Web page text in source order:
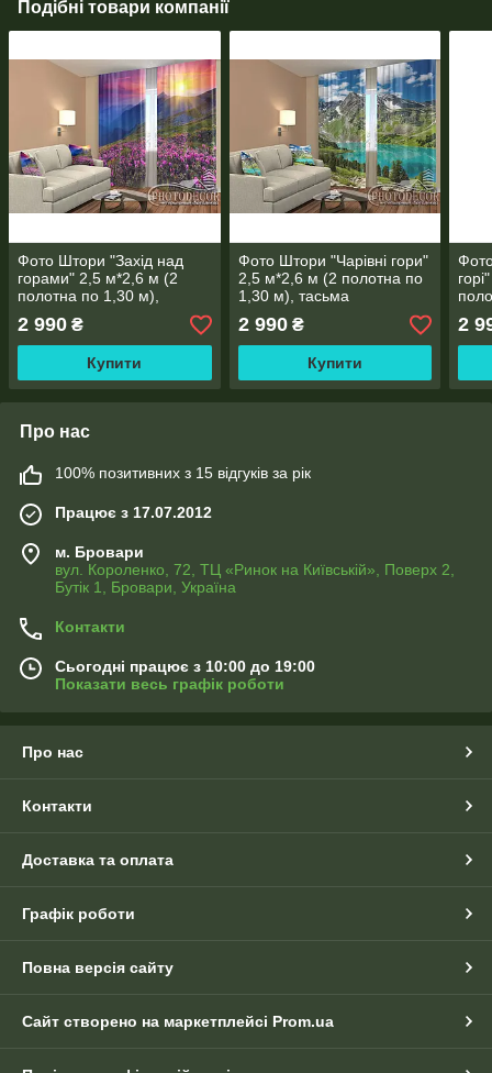
Подібні товари компанії
Фото Штори "Захід над
горами" 2,5 м*2,6 м (2
полотна по 1,30 м),
тасьма
2 990 ₴
Купити
Фото Штори "Чарівні гори"
2,5 м*2,6 м (2 полотна по
1,30 м), тасьма
2 990₴
Купити
2
Про нас
100% позитивних з 15 відгуків за рік
Працює з 17.07.2012
м. Бровари
вул. Короленко, 72, ТЦ «Ринок на Київській», Поверх 2,
Бутік 1, Бровари, Україна
Контакти
Сьогодні працює з 10:00 до 19:00
Показати весь графік роботи
Про нас
Контакти
Доставка та оплата
Графік роботи
Повна версія сайту
Сайт створено на маркетплейсі Prom.ua